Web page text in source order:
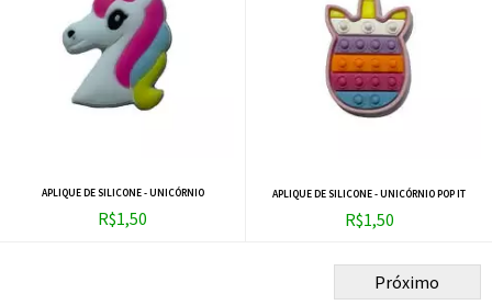
APLIQUE DE SILICONE - UNICÓRNIO
R$1,50
APLIQUE DE SILICONE - UNICÓRNIO POP IT
R$1,50
Próximo